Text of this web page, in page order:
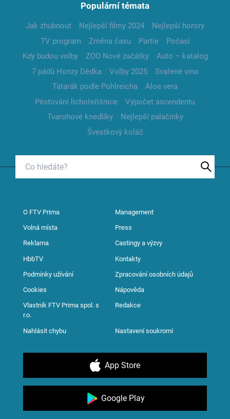
Populární témata
Jak zhubnout Nejlepší filmy 2024
Nejlepší horory
TV program
Změna času Partie
Počasí
Kdy budou volby
ZOO Nové začátky
Auto – katalog
7 pádů Honzy Dědka
Volby 2025
Svařené víno
Tatarák podle Pohlreicha
Aloe vera
Pěstování lichořeřišnice
Výpočet ascendentu
Tvarohové knedlíky
Nejlepší palačinky
Švestkový koláč
O FTV Prima Management
Volná místa Press
Reklama Castingy a výzvy
HbbTV Kontakty
Podmínky užívání Zpracování osobních údajů
Cookies Nápověda
Vlastník FTV Prima spol. s
r.o.
Redakce
Nahlásit chybu Nastavení soukromí
App Store
Google Play